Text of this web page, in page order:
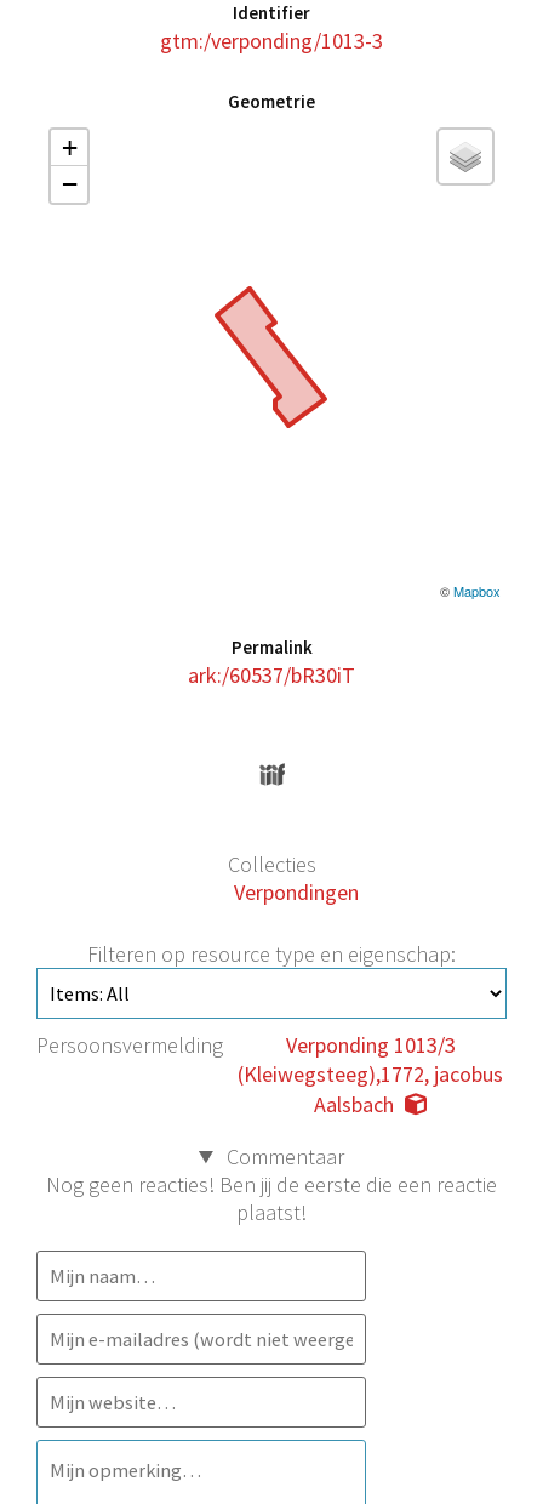
Identifier
gtm:/verponding/1013-3
Geometrie
+
−
©Mapbox
Permalink
ark:/60537/bR30iT
Collecties
Verpondingen
Filteren op resource type en eigenschap:
Persoonsvermelding
Verponding 1013/3
(Kleiwegsteeg),1772, jacobus
Aalsbach
Commentaar
Nog geen reacties! Ben jij de eerste die een reactie
plaatst!